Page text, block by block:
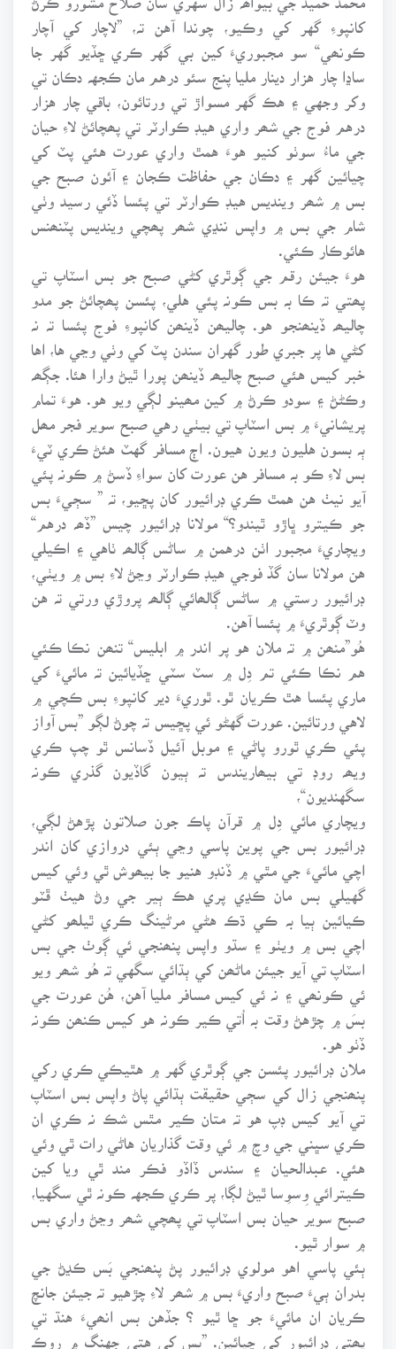
کانپوءِ گهر کي وڪيو، چوندا آهن تہ، ”لاچار کي آچار
ڪونھي“ سو مجبوريءَ کين بي گهر ڪري ڇڏيو گهر جا
ساڍا چار هزار دينار مليا پنج سئو درهم مان ڪجهہ دڪان تي
وکر وجهي ۽ هڪ گهر مسواڙ تي ورتائون، باقي چار هزار
درهم فوج جي شھر واري هيڊ ڪوارٽر تي پھچائڻ لاءِ حيان
جي ماءُ سوٺو کنيو هوءَ همٿ واري عورت هئي پٽ کي
چيائين گهر ۽ دڪان جي حفاظت ڪجان ۽ آئون صبح جي
بس ۾ شھر وينديس هيڊ ڪوارٽر تي پئسا ڏئي رسيد وٺي
شام جي بس ۾ واپس ننڍي شھر پھچي وينديس پٽنھنس
هائوڪار ڪئي.
هوءَ جيئن رقم جي ڳوٿري کڻي صبح جو بس اسٽاپ تي
پھتي تہ ڪا بہ بس ڪونہ پئي هلي، پئسن پھچائڻ جو مدو
چاليھہ ڏينھنجو هو. چاليھن ڏينھن کانپوءِ فوج پئسا تہ نہ
کڻي ها پر جبري طور گهران سندن پٽ کي وٺي وڃي ها، اها
خبر کيس هئي صبح چاليھہ ڏينھن پورا ٿيڻ وارا هئا. جڳھہ
وڪڻڻ ۽ سودو ڪرڻ ۾ کين مھينو لڳي ويو هو. هوءَ تمام
پريشانيءَ ۾ بس اسٽاپ تي بيٺي رهي صبح سوير فجر مھل
ٻہ بسون هليون ويون هيون. اڄ مسافر گهٽ هئڻ ڪري ٽيءَ
بس لاءِ ڪو بہ مسافر هن عورت کان سواءِ ڏسڻ ۾ ڪونہ پئي
آيو نيٺ هن همٿ ڪري ڊرائيور کان پڇيو، تہ ” سڄيءَ بس
جو ڪيترو ڀاڙو ٿيندو؟“ مولانا ڊرائيور چيس ”ڏھہ درهم“
ويچاريءَ مجبور اٺن درهمن ۾ ساڻس ڳالھہ ٺاهي ۽ اڪيلي
هن مولانا سان گڏ فوجي هيڊ ڪوارٽر وڃڻ لاءِ بس ۾ ويٺي،
ڊرائيور رستي ۾ ساڻس ڳالھائي ڳالھہ پروڙي ورتي تہ هن
وٽ ڳوٿريءَ ۾ پئسا آهن.
هُو”منھن ۾ تہ ملان هو پر اندر ۾ ابليس“ تنھن نڪا ڪئي
هم نڪا ڪئي تم دِل ۾ سٽ سٽي ڇڏيائين تہ مائيءَ کي
ماري پئسا هٿ ڪريان ٿو. ٿوريءَ دير کانپوءِ بس ڪچي ۾
لاهي ورتائين. عورت گهڻو ئي پڇيس تہ چوڻ لڳو ”بس آواز
پئي ڪري ٿورو پاڻي ۽ موبل آئيل ڏسانس ٿو چپ ڪري
ويھہ روڊ تي بيھاريندس تہ ٻيون گاڏيون گذري ڪونہ
سگهنديون“،
ويچاري مائي دِل ۾ قرآن پاڪ جون صلاتون پڙهڻ لڳي،
ڊرائيور بس جي پوين پاسي وڃي ٻئي دروازي کان اندر
اچي مائيءَ جي مٿي ۾ ڏنڊو هنيو جا بيھوش ٿي وئي کيس
گهيلي بس مان ڪڍي پري هڪ ٻير جي وڻ هيٺ ڦٽو
ڪيائين ٻيا بہ ڪي ڌڪ هڻي مرڻينگ ڪري ٿيلھو کڻي
اچي بس ۾ ويٺو ۽ سڌو واپس پنھنجي ئي ڳوٺ جي بس
اسٽاپ تي آيو جيئن ماڻھن کي ٻڌائي سگهي تہ هُو شھر ويو
ئي ڪونھي ۽ نہ ئي کيس مسافر مليا آهن، هُن عورت جي
بسَ ۾ چڙهڻ وقت بہ اُتي ڪير ڪونہ هو کيس ڪنھن ڪونہ
ڏٺو هو.
ملان ڊرائيور پئسن جي ڳوٿري گهر ۾ هٿيڪي ڪري رکي
پنھنجي زال کي سڄي حقيقت ٻڌائي پاڻ واپس بس اسٽاپ
تي آيو کيس ڊپ هو تہ متان ڪير مٿس شڪ نہ ڪري ان
ڪري سڀني جي وچ ۾ ئي وقت گذاريان هاڻي رات ٿي وئي
هئي. عبدالحيان ۽ سندس ڏاڏو فڪر مند ٿي ويا کين
ڪيترائي وِسوِسا ٿيڻ لڳا، پر ڪري ڪجهہ ڪونہ ٿي سگهيا،
صبح سوير حيان بس اسٽاپ تي پھچي شھر وڃڻ واري بس
۾ سوار ٿيو.
ٻئي پاسي اهو مولوي ڊرائيور پڻ پنھنجي بَس ڪڍڻ جي
بدران ٻيءَ صبح واريءَ بس ۾ شھر لاءِ چڙهيو تہ جيئن جانچ
ڪريان ان مائيءَ جو ڇا ٿيو ؟ جڏهن بس انھيءَ هنڌ تي
پھتي ڊرائيور کي چيائين. ”بس کي هتي جهنگ ۾ روڪ